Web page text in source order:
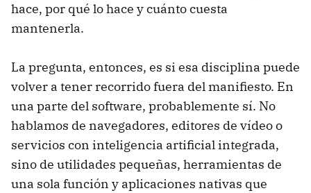
hace, por qué lo hace y cuánto cuesta
mantenerla.
La pregunta, entonces, es si esa disciplina puede
volver a tener recorrido fuera del manifiesto. En
una parte del software, probablemente sí. No
hablamos de navegadores, editores de vídeo o
servicios con inteligencia artificial integrada,
sino de utilidades pequeñas, herramientas de
una sola función y aplicaciones nativas que